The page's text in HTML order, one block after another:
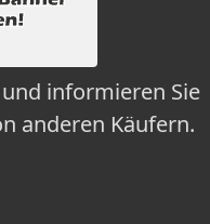
informieren Sie
anderen Käufern.